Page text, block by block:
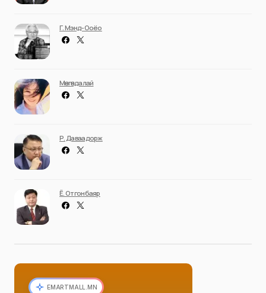
Г. Мэнд-Ооёо
Мөнгөндалай
Р. Даваадорж
Ё. Отгонбаяр
EMARTMALL.MN